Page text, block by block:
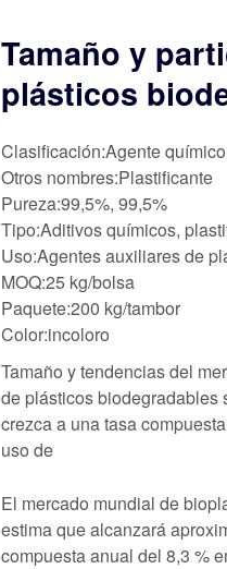
Tamaño y
plásticos
Clasificación:Agente
Otros nombres:Plastificante
Pureza:99,5%, 99,5%
Tipo:Aditivos químicos,
Uso:Agentes auxiliares de
MOQ:25 kg/bolsa
Paquete:200 kg/tambor
Color:incoloro
Tamaño y tendencias del
de plásticos biodegradables
crezca a una tasa
uso de
El mercado mundial de
estima que alcanzará
compuesta anual del 8,3 %